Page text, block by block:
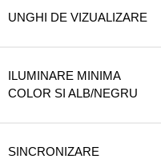
UNGHI DE VIZUALIZARE
ILUMINARE MINIMA
COLOR SI ALB/NEGRU
SINCRONIZARE